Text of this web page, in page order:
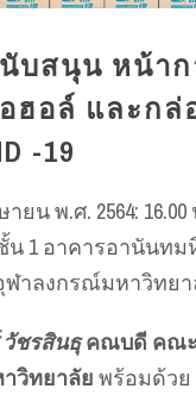
บสนุน หน้า
ฮอล์ และกล่
-19
ยน พ.ศ. 2564:
น 1 อาคารอานันท
าลงกรณ์มหาวิทยา
ชรสินธุคณบดี คณ
วิทยาลัย พร้อมด้วย